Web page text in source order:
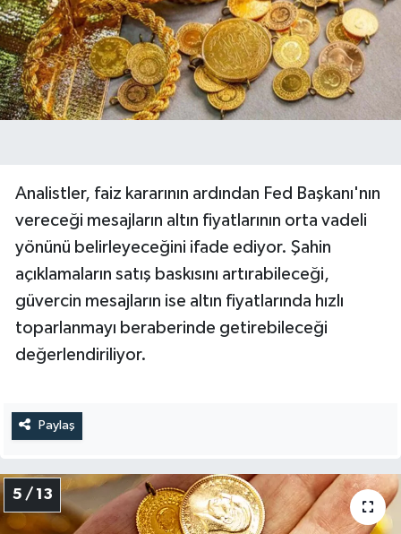
Analistler, faiz kararının ardından Fed Başkanı'nın
vereceği mesajların altın fiyatlarının orta vadeli
yönünü belirleyeceğini ifade ediyor. Şahin
açıklamaların satış baskısını artırabileceği,
güvercin mesajların ise altın fiyatlarında hızlı
toparlanmayı beraberinde getirebileceği
değerlendiriliyor.
Paylaş
5 / 13